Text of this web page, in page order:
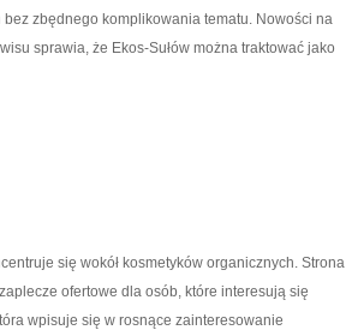
zbędnego komplikowania tematu. Nowości na
sprawia, że Ekos-Sułów można traktować jako
się wokół kosmetyków organicznych. Strona
ofertowe dla osób, które interesują się
wpisuje się w rosnące zainteresowanie